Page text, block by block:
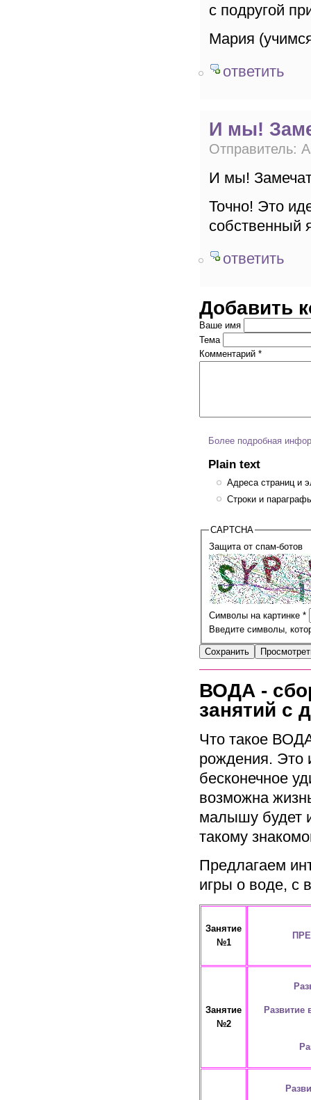
с подругой
Мария
ответить
И мы!
Отправитель:
И мы!
Точно! Это
собственный
ответить
Добавить
Ваше имя
Тема
Комментарий *
Более подробная
Plain text
Адреса страниц и
Строки и
CAPTCHA
Защита от спам-ботов
Символы на картинке*
Введите символы,
ВОДА -
занятий с
Что такое
рождения. Это
бесконечное
возможна
малышу будет
такому
Предлагаем
игры о воде, с
Занятие
№1
Занятие
№2
Развитие